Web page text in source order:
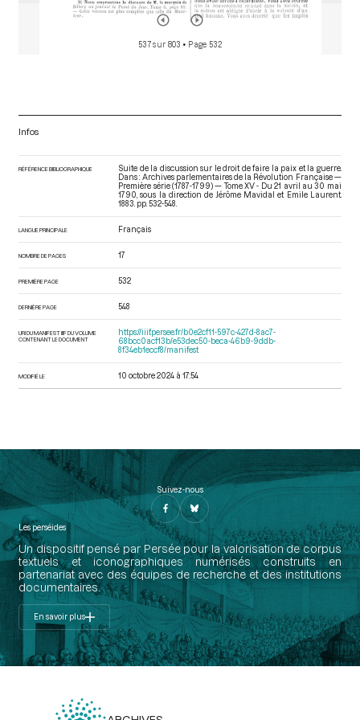
537 sur 803 • Page 532
Infos
RÉFÉRENCE BIBLIOGRAPHIQUE
Suite de la discussion sur le droit de faire la paix et la guerre.
Dans : Archives parlementaires de la Révolution Française —
Première série (1787-1799) — Tome XV - Du 21 avril au 30 mai
1790 , sous la direction de Jérôme Mavidal et Emile Laurent.
1883. pp. 532-548.
LANGUE PRINCIPALE Français
NOMBRE DE PAGES 17
PREMIÈRE PAGE 532
DERNIÈRE PAGE 548
URI DU MANIFEST IIIF DU VOLUME
CONTENANT LE DOCUMENT
https://iiif.persee.fr/b0e2cf11-597c-427d-8ac7-
68bcc0acf13b/e53dec50-beca-46b9-9ddb-
8f34eb1eccf8/manifest
MODIFIÉ LE 10 octobre 2024 à 17:54
Suivez-nous
Les perséides
Un dispositif pensé par Persée pour la valorisation de corpus
textuels et iconographiques numérisés construits en
partenariat avec des équipes de recherche et des institutions
documentaires.
En savoir plus